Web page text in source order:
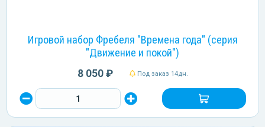
Игровой набор Фребеля "Времена года" (серия
"Движение и покой")
8 050 ₽ Под заказ 14дн.